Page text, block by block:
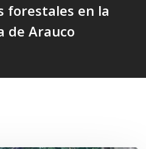
forestales en la
de Arauco